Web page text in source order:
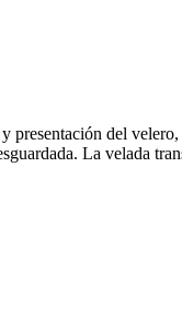
del
La velada